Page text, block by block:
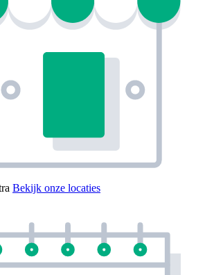
Bekijk onze locaties